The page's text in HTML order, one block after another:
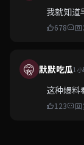
我就知道
678
🤫 默默吃瓜1
这种爆料
123